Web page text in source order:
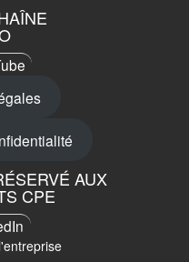
AUX
CPE